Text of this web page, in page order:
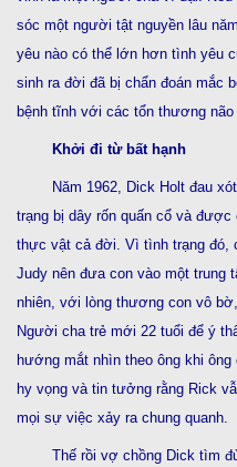
sóc một người tật nguyền lâu
yêu nào có thể lớn hơn tình yêu
sinh ra đời đã bị chẩn đoán mắc
bệnh tĩnh với các tổn thương
Khởi đi từ bất hạnh
Năm 1962, Dick Holt đau
trạng bị dây rốn quấn cổ và
thực vật cả đời. Vì tình trạng đó,
Judy nên đưa con vào một trung
nhiên, với lòng thương con vô
Người cha trẻ mới 22 tuổi để ý
hướng mắt nhìn theo ông khi
hy vọng và tin tưởng rằng Rick
mọi sự việc xảy ra chung quanh.
Thế rồi vợ chồng Dick tìm